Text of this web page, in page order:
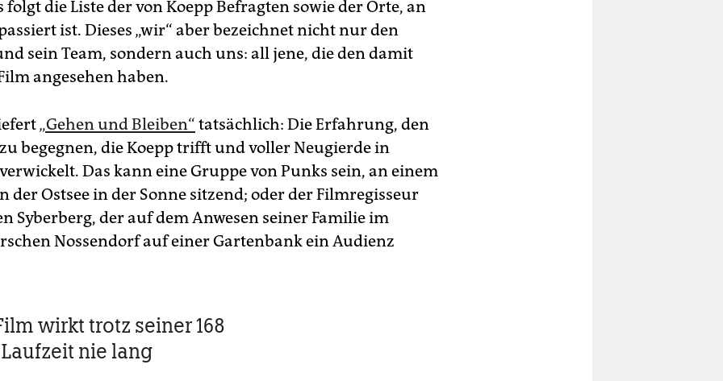
folgt die Liste der von Koepp Befragten sowie der Orte, an
ist. Dieses „wir“ aber bezeichnet nicht nur den
sein Team, sondern auch uns: all jene, die den damit
angesehen haben.
„Gehen und Bleiben“ tatsächlich: Die Erfahrung, den
begegnen, die Koepp trifft und voller Neugierde in
Das kann eine Gruppe von Punks sein, an einem
der Ostsee in der Sonne sitzend; oder der Filmregisseur
Syberberg, der auf dem Anwesen seiner Familie im
Nossendorf auf einer Gartenbank ein Audienz
wirkt trotz seiner 168
nie lang